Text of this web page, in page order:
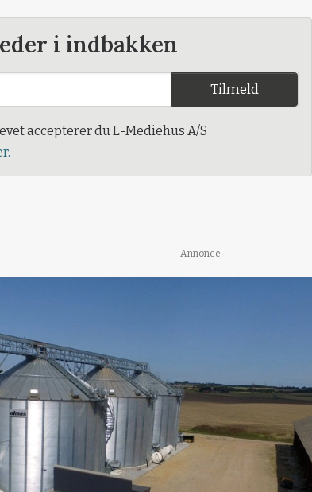
i indbakken
Tilmeld
accepterer du L-Mediehus A/S
Annonce